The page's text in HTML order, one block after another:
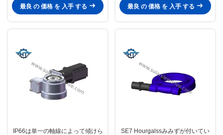
最良 の 価格 を 入手 する
殺害した
最良 の 価格 を 入手 する
IP66は単一の軸線によって傾けら
SE7 Hourgalssみみずが付いてい